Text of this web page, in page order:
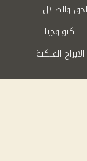
والضلال
تكنولوجيا
الابراج الفلكية